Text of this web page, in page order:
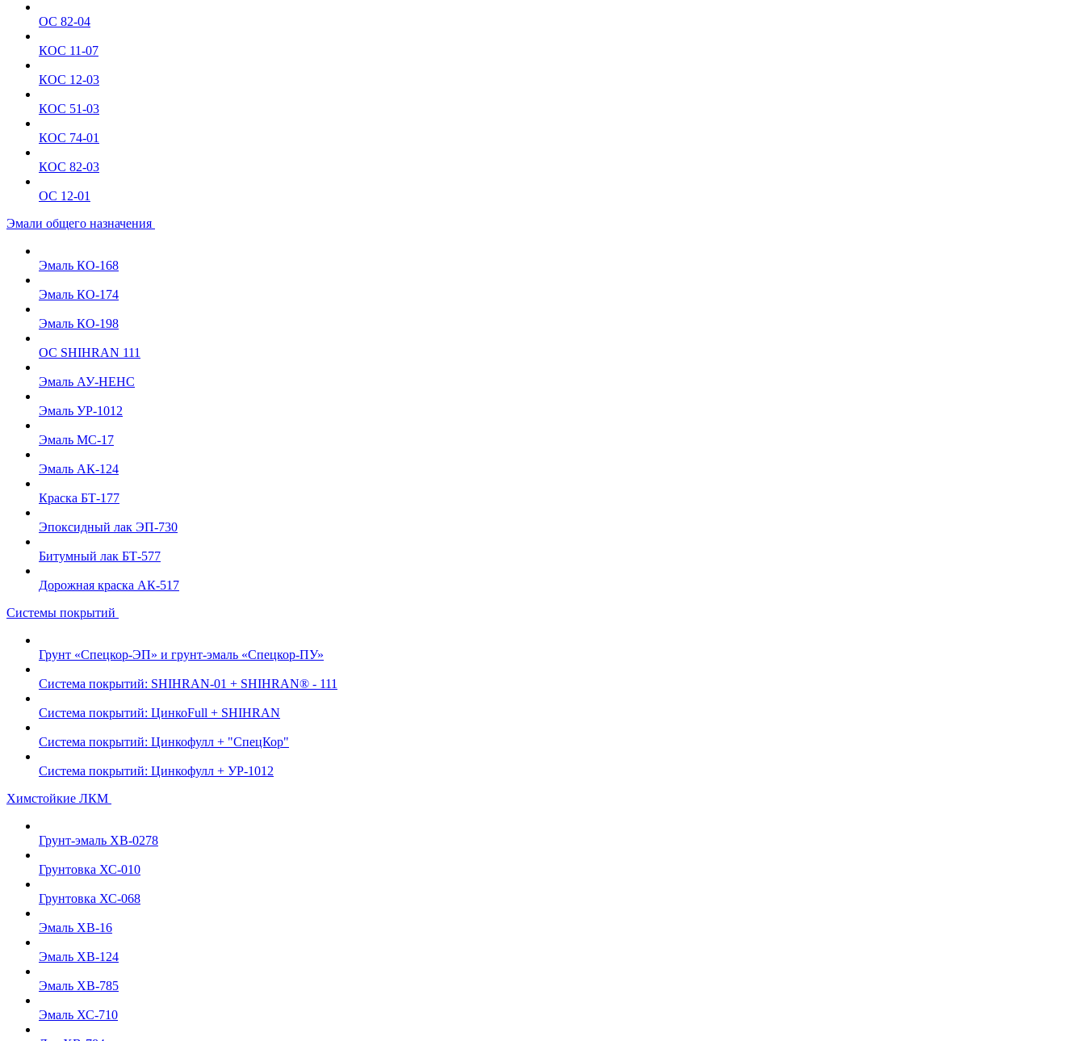
ОС 82-04
КОС 11-07
КОС 12-03
КОС 51-03
КОС 74-01
КОС 82-03
ОС 12-01
Эмали общего назначения
Эмаль КО-168
Эмаль КО-174
Эмаль КО-198
ОС SHIHRAN 111
Эмаль АУ-НЕНС
Эмаль УР-1012
Эмаль МС-17
Эмаль АК-124
Краска БТ-177
Эпоксидный лак ЭП-730
Битумный лак БТ-577
Дорожная краска АК-517
Системы покрытий
Грунт «Спецкор-ЭП» и грунт-эмаль «Спецкор-ПУ»
Система покрытий: SHIHRAN-01 + SHIHRAN® - 111
Система покрытий: ЦинкоFull + SHIHRAN
Система покрытий: Цинкофулл + "СпецКор"
Система покрытий: Цинкофулл + УР-1012
Химстойкие ЛКМ
Грунт-эмаль ХВ-0278
Грунтовка ХС-010
Грунтовка ХС-068
Эмаль ХВ-16
Эмаль ХВ-124
Эмаль ХВ-785
Эмаль ХС-710